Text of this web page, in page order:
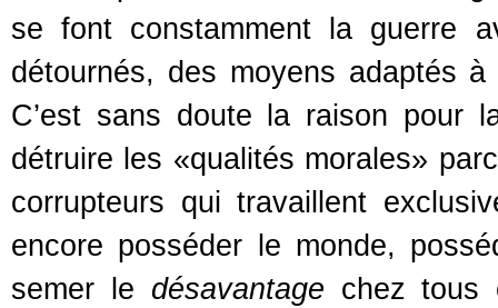
se font constamment la guerre
détournés, des moyens adaptés
C’est sans doute la raison pour
détruire les «qualités morales»
corrupteurs qui travaillent
encore posséder le monde,
semer le désavantage chez tous